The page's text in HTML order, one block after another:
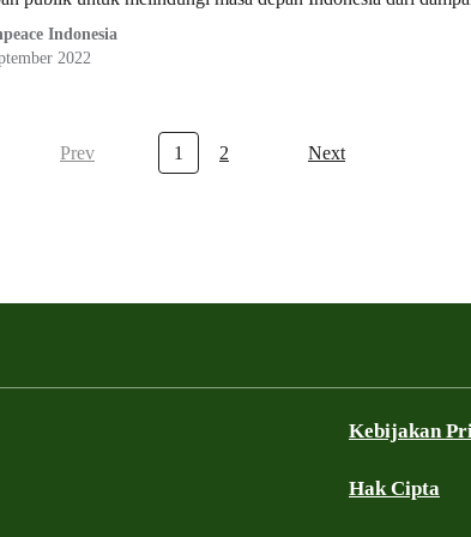
Indonesia
2022
Prev 1 2 Next
Kebijakan
Hak Cipta